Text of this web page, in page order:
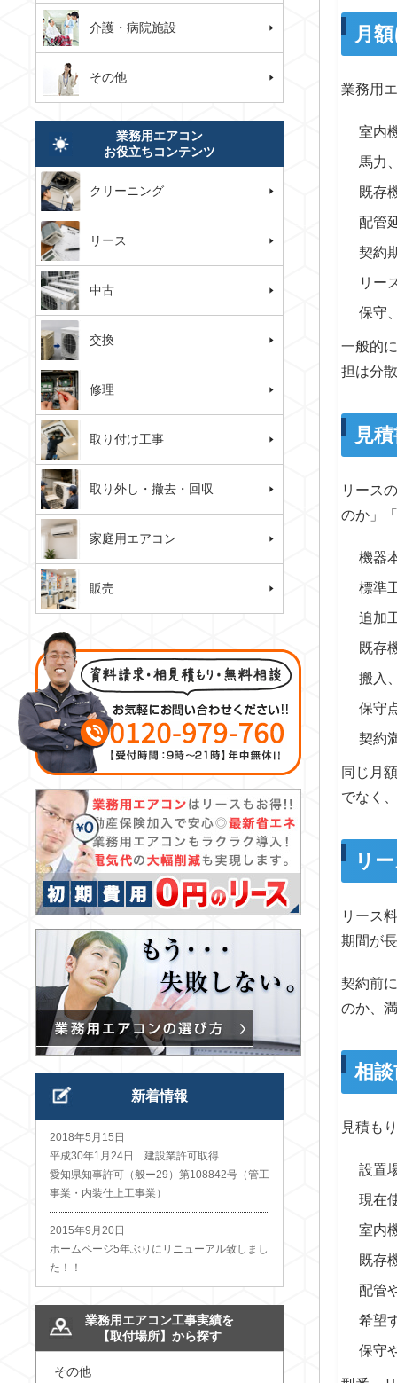
月
業務用
室内
馬力
既存
配管
契約
リー
保守
一般的
担は分
見
リース
のか」
機器
標準
追加
既存
搬入
保守
契約
同じ月
でなく
リ
リース
期間が
契約前
のか、
相
見積も
設置
現在
室内
既存
配管
希望
保守
介護・病院施設
その他
業務用エアコン
お役立ちコンテンツ
クリーニング
リース
中古
交換
修理
取り付け工事
取り外し・撤去・回収
家庭用エアコン
販売
新着情報
2018年5月15日
平成30年1月24日 建設業許可取得
愛知県知事許可（般ー29）第108842号（管工
事業・内装仕上工事業）
2015年9月20日
ホームページ5年ぶりにリニューアル致しまし
た！！
業務用エアコン工事実績を
【取付場所】から探す
その他